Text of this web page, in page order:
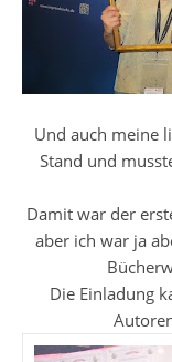
Und auch meine
Stand und
Damit war der
aber ich war ja
Die Einladung